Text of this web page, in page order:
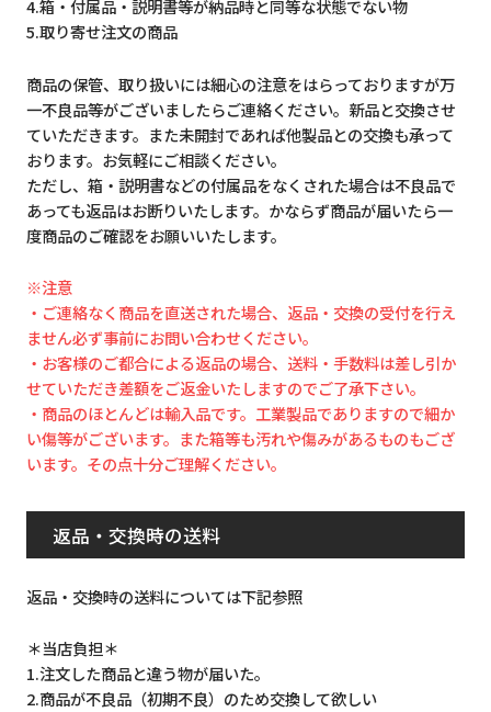
4.箱・付属品・説明書等が納品時と同等な状態でない物
5.取り寄せ注文の商品
商品の保管、取り扱いには細心の注意をはらっておりますが万
一不良品等がございましたらご連絡ください。新品と交換させ
ていただきます。また未開封であれば他製品との交換も承って
おります。お気軽にご相談ください。
ただし、箱・説明書などの付属品をなくされた場合は不良品で
あっても返品はお断りいたします。かならず商品が届いたら一
度商品のご確認をお願いいたします。
※注意
・ご連絡なく商品を直送された場合、返品・交換の受付を行え
ません必ず事前にお問い合わせください。
・お客様のご都合による返品の場合、送料・手数料は差し引か
せていただき差額をご返金いたしますのでご了承下さい。
・商品のほとんどは輸入品です。工業製品でありますので細か
い傷等がございます。また箱等も汚れや傷みがあるものもござ
います。その点十分ご理解ください。
返品・交換時の送料
返品・交換時の送料については下記参照
＊当店負担＊
1.注文した商品と違う物が届いた。
2.商品が不良品（初期不良）のため交換して欲しい